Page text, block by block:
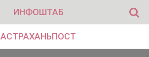
ИНФОШТАБ
АСТРАХАНЬПОСТ